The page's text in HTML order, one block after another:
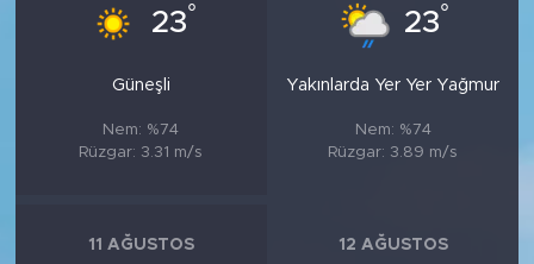
23°
Güneşli
Nem: %74
Rüzgar: 3.31 m/s
23°
Yakınlarda Yer Yer Yağmur
Nem: %74
Rüzgar: 3.89 m/s
11 AĞUSTOS 12 AĞUSTOS